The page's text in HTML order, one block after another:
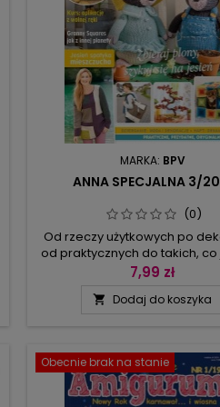
MARKA: BPV
ANNA SPECJALNA 3/
(0)
Od rzeczy użytkowych po
od praktycznych do takich,
cieszą oczy – wybór może
Anny Specjalnej znajdziecie
nauczenia się czegoś
razem są to aplikacje z wolnej
raz zasmakuje w
wolności...
7,99 zł
 Dodaj do koszyka
Obecnie brak na stanie